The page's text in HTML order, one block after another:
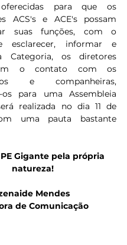
para que os
ACS's e ACE's possam
suas funções, com o
esclarecer, informar e
Categoria, os diretores
o contato com os
e companheiras,
os para uma Assembleia
realizada no dia 11 de
uma pauta bastante
PE Gigante pela própria
natureza!
Mendes
de Comunicação